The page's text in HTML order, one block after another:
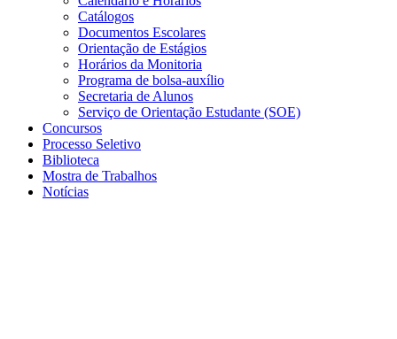
Catálogos
Documentos Escolares
Orientação de Estágios
Horários da Monitoria
Programa de bolsa-auxílio
Secretaria de Alunos
Serviço de Orientação Estudante (SOE)
Concursos
Processo Seletivo
Biblioteca
Mostra de Trabalhos
Notícias